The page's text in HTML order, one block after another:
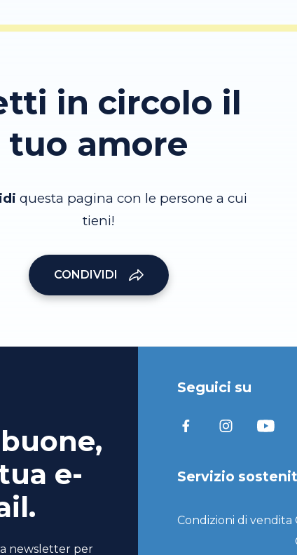
in circolo il
tuo amore
questa pagina con le persone a cui
tieni!
CONDIVIDI
e-
newsletter per
Seguici su
Servizio
Condizioni di vendita